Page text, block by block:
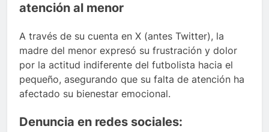
atención al menor
A través de su cuenta en X (antes Twitter), la
madre del menor expresó su frustración y dolor
por la actitud indiferente del futbolista hacia el
pequeño, asegurando que su falta de atención ha
afectado su bienestar emocional.
Denuncia en redes sociales: